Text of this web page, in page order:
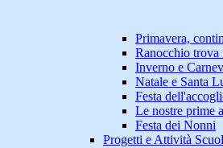
Primavera,
Ranocchio
Inverno e
Natale e Santa
Festa
Le nostre prime
Festa dei Nonni
Progetti e Attività